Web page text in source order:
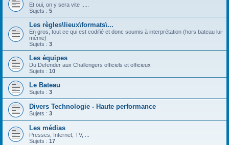
Et oui, on y sera vite .....
Sujets : 5
Les règles\lieux\formats\...
En gros, tout ce qui est codifié et donc soumis à interprétation (hors bateau lui-
même)
Sujets : 3
Les équipes
Du Defender aux Challengers officiels et officieux
Sujets : 10
Le Bateau
Sujets : 3
Divers Technologie - Haute performance
Sujets : 3
Les médias
Presses, Internet, TV, ...
Sujets : 17